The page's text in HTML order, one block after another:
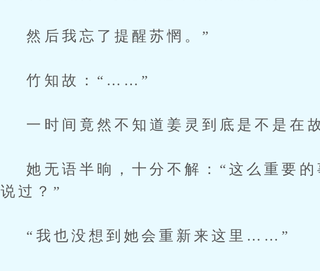
然后我忘了提醒苏惘。”
竹知故：“……”
一时间竟然不知道姜灵到底是不是在故
她无语半晌，十分不解：“这么重要的
说过？”
“我也没想到她会重新来这里……”